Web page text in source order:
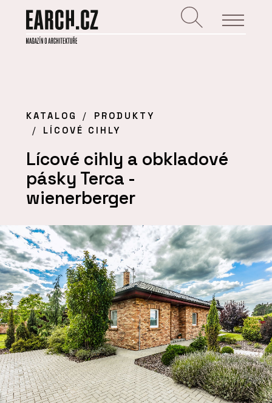
KATALOG
PRODUKTY
LÍCOVÉ CIHLY
Lícové cihly a obkladové
pásky Terca -
wienerberger